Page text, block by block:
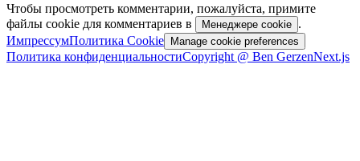
Чтобы просмотреть комментарии, пожалуйста, примите
файлы cookie для комментариев в
Менеджере cookie .
ИмпрессумПолитика Cookie Manage cookie preferences
Политика конфиденциальностиCopyright @ Ben GerzenNext.js